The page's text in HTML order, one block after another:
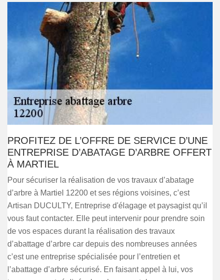
PROFITEZ DE L’OFFRE DE SERVICE D’UNE
ENTREPRISE D’ABATAGE D’ARBRE OFFERT
À MARTIEL
Pour sécuriser la réalisation de vos travaux d’abatage
d’arbre à Martiel 12200 et ses régions voisines, c’est
Artisan DUCULTY, Entreprise d'élagage et paysagist qu’il
vous faut contacter. Elle peut intervenir pour prendre soin
de vos espaces durant la réalisation des travaux
d’abattage d’arbre car depuis des nombreuses années
c’est une entreprise spécialisée pour l’entretien et
l’abattage d’arbre sécurisé. En faisant appel à lui, vos